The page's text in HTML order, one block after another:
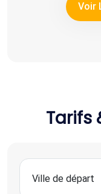
Voir
Tarifs